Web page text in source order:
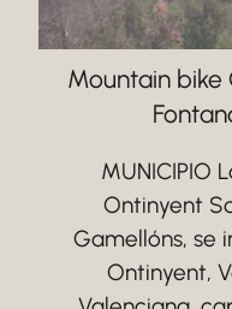
Mountain bike
MUNICIPIO
Ontinyent
Gamellóns, se
Ontinyent,